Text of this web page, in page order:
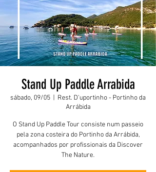
Stand Up Paddle Arrabida
sábado, 09/05
Rest. D'uportinho - Portinho da
Arrábida
O Stand Up Paddle Tour consiste num passeio
pela zona costeira do Portinho da Arrábida,
acompanhados por profissionais da Discover
The Nature.